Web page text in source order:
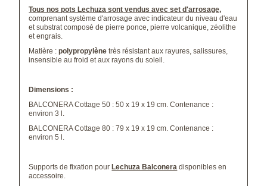
Tous nos pots Lechuza sont vendus avec set d'arrosage,
comprenant système d'arrosage avec indicateur du niveau d'eau
et substrat composé de pierre ponce, pierre volcanique, zéolithe
et engrais.
Matière :polypropylène très résistant aux rayures, salissures,
insensible au froid et aux rayons du soleil.
Dimensions :
BALCONERA Cottage 50 : 50 x 19 x 19 cm. Contenance :
environ 3 l.
BALCONERA Cottage 80 : 79 x 19 x 19 cm. Contenance :
environ 5 l.
Supports de fixation pour Lechuza Balconera disponibles en
accessoire.